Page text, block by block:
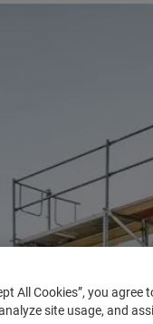
All Cookies”, you
site usage, and